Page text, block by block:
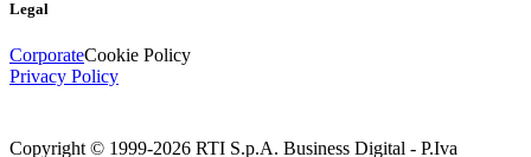
Legal
CorporateCookie Policy
Privacy Policy
Copyright © 1999-2026 RTI S.p.A. Business Digital - P.Iva